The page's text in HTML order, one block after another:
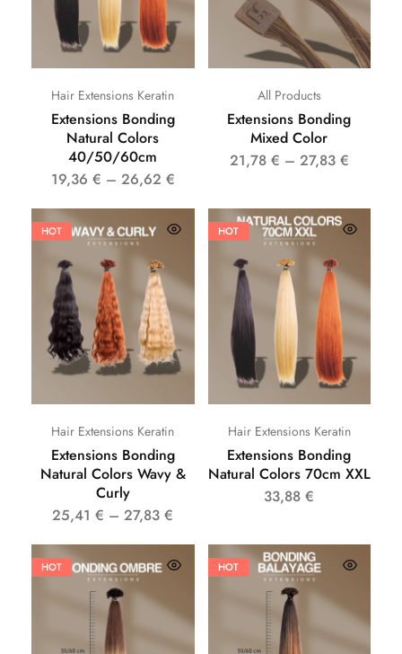
Hair Extensions Keratin
Extensions Bonding
Natural Colors
40/50/60cm
19,36 € – 26,62 €
All Products
Extensions Bonding
Mixed Color
21,78 € – 27,83 €
HOT
Hair Extensions Keratin
Extensions Bonding
Natural Colors Wavy &
Curly
25,41€ –27,83€
HOT
Hair Extensions Keratin
Extensions Bonding
Natural Colors 70cm XXL
33,88€
HOT HOT